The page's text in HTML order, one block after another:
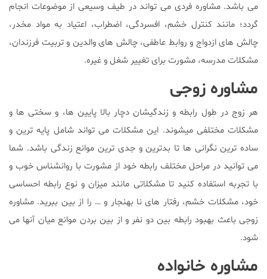
می باشد. مشاوره فردی می تواند در طیف وسیعی از موضوعات انجام
گردد؛ مانند کنترل خشم، افسردگی، اضطراب، اعتیاد به مواد مخدر،
چالش های ازدواج و روابط عاطفی، چالش های والدین و تربیت فرزندان،
مشکلات مدرسه، مشورت برای تغییر شغل و غیره.
مشاوره زوجی
هر زوج در طول رابطه و زندگیشان دچار بالا پایین ها، و سختی ها و
مشکلات مختلفی میشوند. این مشکلات می تواند شامل پایه ترین و
ساده ترین نگرانی ها تا بدترین و جدی ترین موانع زندگی باشد. شما
می توانید در مراحل مختلف رابطه خود از مشورت با روانشناس خوب و
با تجربه استفاده کنید تا مشکلاتی مانند میزان و نوع رابطه احساسی
خود، مشکلات خشم، رفتار های نا بهنجار و … را از بین ببرید. مشاوره
زوجی باعث بهبود رابطه بین دو نفر و از بین بردن موانع میان آنها می
شود.
مشاوره خانواده